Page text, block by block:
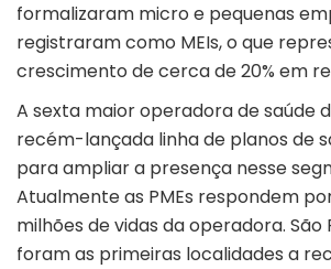
formalizaram micro e pequenas
registraram como MEIs, o que
crescimento de cerca de 20% em
A sexta maior operadora de saúde
recém-lançada linha de planos de
para ampliar a presença nesse
Atualmente as PMEs respondem por
milhões de vidas da operadora. São
foram as primeiras localidades a